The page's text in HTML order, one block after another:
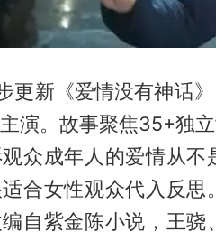
更新《爱情没有神话
演。故事聚焦35+独
众成年人的爱情从
合女性观众代入反
自紫金陈小说，王